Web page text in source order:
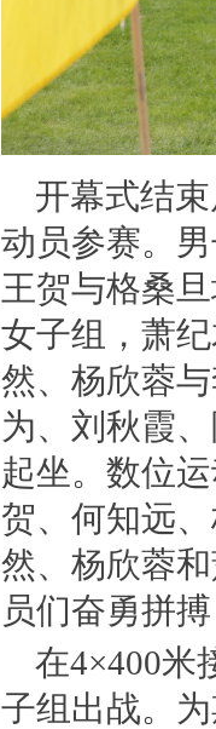
开幕式结
动员参赛。
王贺与格桑
女子组，萧
然、杨欣蓉
为、刘秋霞
起坐。数位
贺、何知远
然、杨欣蓉
员们奋勇拼
在4×400米
子组出战。